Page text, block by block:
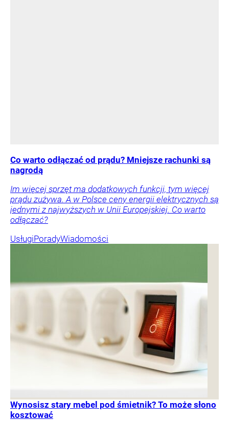
Co warto odłączać od prądu? Mniejsze rachunki są
nagrodą
Im więcej sprzęt ma dodatkowych funkcji, tym więcej
prądu zużywa. A w Polsce ceny energii elektrycznych są
jednymi z najwyższych w Unii Europejskiej. Co warto
odłączać?
UsługiPoradyWiadomości
Wynosisz stary mebel pod śmietnik? To może słono
kosztować